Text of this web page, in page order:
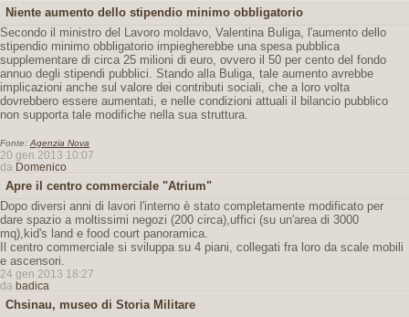
Niente aumento dello stipendio minimo obbligatorio
Secondo il ministro del Lavoro moldavo, Valentina Buliga, l'aumento dello
stipendio minimo obbligatorio impiegherebbe una spesa pubblica
supplementare di circa 25 milioni di euro, ovvero il 50 per cento del fondo
annuo degli stipendi pubblici. Stando alla Buliga, tale aumento avrebbe
implicazioni anche sul valore dei contributi sociali, che a loro volta
dovrebbero essere aumentati, e nelle condizioni attuali il bilancio pubblico
non supporta tale modifiche nella sua struttura.
Fonte: Agenzia Nova
20 gen 2013 10:07
da Domenico
Apre il centro commerciale "Atrium"
Dopo diversi anni di lavori l'interno è stato completamente modificato per
dare spazio a moltissimi negozi (200 circa),uffici (su un'area di 3000
mq),kid's land e food court panoramica.
Il centro commerciale si sviluppa su 4 piani, collegati fra loro da scale mobili
e ascensori.
24 gen 2013 18:27
da badica
Chsinau, museo di Storia Militare